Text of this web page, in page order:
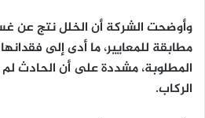
وأوضحت الشركة أن الخلل نتج عن
مطابقة للمعايير، ما أدى إلى
المطلوبة، مشددة على أنالحادث
الركاب.